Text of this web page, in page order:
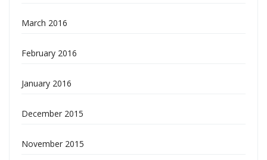
March 2016
February 2016
January 2016
December 2015
November 2015